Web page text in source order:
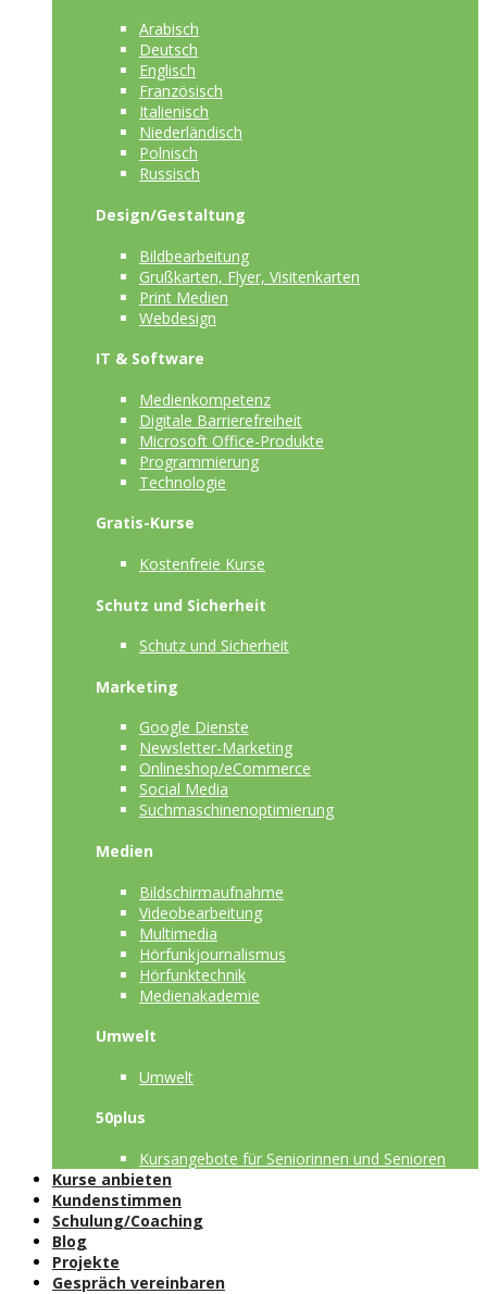
Arabisch
Deutsch
Englisch
Französisch
Italienisch
Niederländisch
Polnisch
Russisch
Design/Gestaltung
Bildbearbeitung
Grußkarten, Flyer, Visitenkarten
Print Medien
Webdesign
IT & Software
Medienkompetenz
Digitale Barrierefreiheit
Microsoft Office-Produkte
Programmierung
Technologie
Gratis-Kurse
Kostenfreie Kurse
Schutz und Sicherheit
Schutz und Sicherheit
Marketing
Google Dienste
Newsletter-Marketing
Onlineshop/eCommerce
Social Media
Suchmaschinenoptimierung
Medien
Bildschirmaufnahme
Videobearbeitung
Multimedia
Hörfunkjournalismus
Hörfunktechnik
Medienakademie
Umwelt
Umwelt
50plus
Kursangebote für Seniorinnen und Senioren
Kurse anbieten
Kundenstimmen
Schulung/Coaching
Blog
Projekte
Gespräch vereinbaren